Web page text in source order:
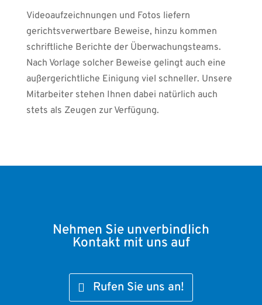
Videoaufzeichnungen und Fotos liefern
gerichtsverwertbare Beweise, hinzu kommen
schriftliche Berichte der Überwachungsteams.
Nach Vorlage solcher Beweise gelingt auch eine
außergerichtliche Einigung viel schneller. Unsere
Mitarbeiter stehen Ihnen dabei natürlich auch
stets als Zeugen zur Verfügung.
Nehmen Sie unverbindlich
Kontakt mit uns auf
Rufen Sie uns an!